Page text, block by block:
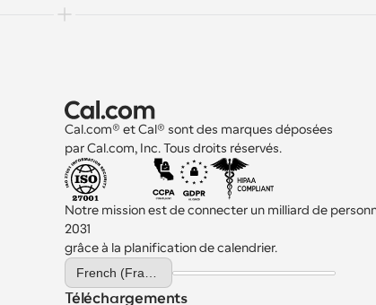
Cal.com® et Cal® sont des marques déposées
par Cal.com, Inc. Tous droits réservés.
Notre mission est de connecter un milliard de
2031
grâce à la planification de calendrier.
Select Language
Téléchargements